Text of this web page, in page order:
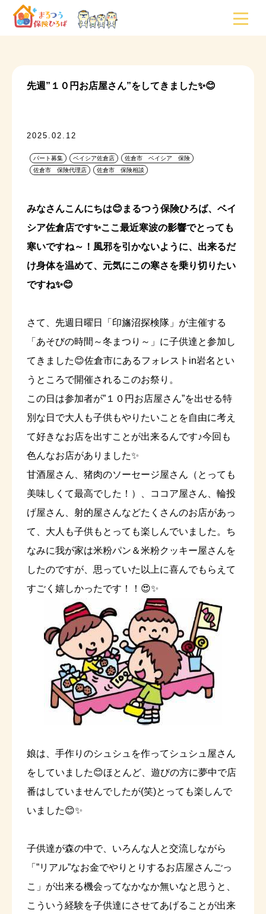
先週”１０円お店屋さん”をしてきました✨😊
2025.02.12
パート募集 ベイシア佐倉店
佐倉市 ベイシア 保険
佐倉市 保険代理店
佐倉市 保険相談
みなさんこんにちは😊まるつう保険ひろば、ベイ
シア佐倉店です✨ここ最近寒波の影響でとっても
寒いですね～！風邪を引かないように、出来るだ
け身体を温めて、元気にこの寒さを乗り切りたい
ですね✨😊
さて、先週日曜日「印旛沼探検隊」が主催する
「あそびの時間～冬まつり～」に子供達と参加し
てきました😊佐倉市にあるフォレストin岩名とい
うところで開催されるこのお祭り。
この日は参加者が”１０円お店屋さん”を出せる特
別な日で大人も子供もやりたいことを自由に考え
て好きなお店を出すことが出来るんです♪今回も
色んなお店がありました✨
甘酒屋さん、猪肉のソーセージ屋さん（とっても
美味しくて最高でした！）、ココア屋さん、輪投
げ屋さん、射的屋さんなどたくさんのお店があっ
て、大人も子供もとっても楽しんでいました。ち
なみに我が家は米粉パン＆米粉クッキー屋さんを
したのですが、思っていた以上に喜んでもらえて
すごく嬉しかったです！！😍✨
娘は、手作りのシュシュを作ってシュシュ屋さん
をしていました😊ほとんど、遊びの方に夢中で店
番はしていませんでしたが(笑)とっても楽しんで
いました😊✨
子供達が森の中で、いろんな人と交流しながら
「”リアル”なお金でやりとりするお店屋さんごっ
こ」が出来る機会ってなかなか無いなと思うと、
こういう経験を子供達にさせてあげることが出来